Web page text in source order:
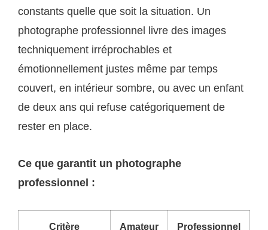
constants quelle que soit la situation. Un
photographe professionnel livre des images
techniquement irréprochables et
émotionnellement justes même par temps
couvert, en intérieur sombre, ou avec un enfant
de deux ans qui refuse catégoriquement de
rester en place.
Ce que garantit un photographe
professionnel :
Critère Amateur Professionnel